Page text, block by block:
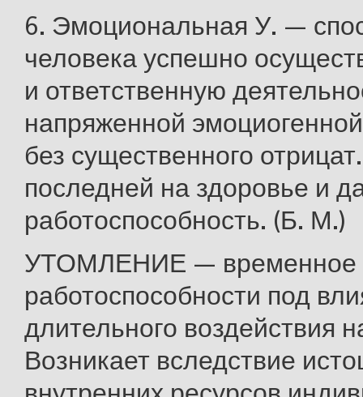
6. Эмоциональная У. —
человека успешно
и ответственную
напряженной
без существенного
последней на здоровье и
работоспособность. (Б. М.)
УТОМЛЕНИЕ — временное
работоспособности под
длительного воздействия
Возникает вследствие